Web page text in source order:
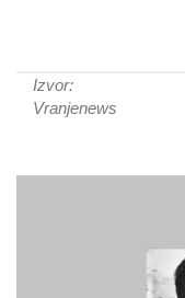
Izvor:
Vranjenews